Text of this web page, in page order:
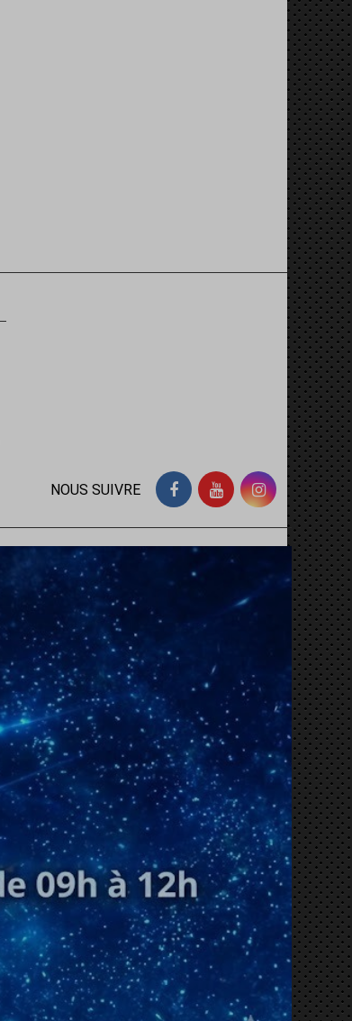
NOUS SUIVRE